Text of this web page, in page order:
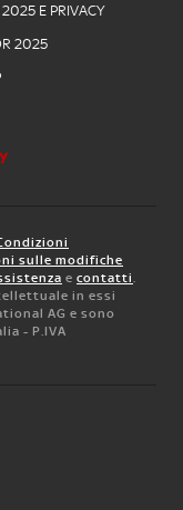
E PRIVACY
2025
sulle modifiche
e contatti.
in essi
AG e sono
- P.IVA